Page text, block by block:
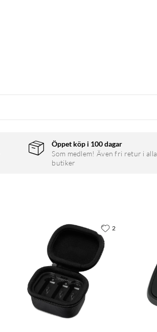
Öppet köp i 100 dagar
Som medlem! Även fri retur i alla
butiker
2